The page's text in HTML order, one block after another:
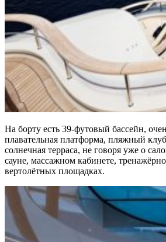
На борту есть 39-футовый бассейн,
плавательная платформа, пляжный
солнечная терраса, не говоря уже о
сауне, массажном кабинете,
вертолётных площадках.